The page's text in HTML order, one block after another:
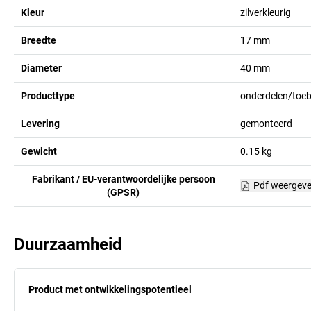
Kleur zilverkleurig
Breedte 17 mm
Diameter 40 mm
Producttype onderdelen/
Levering gemonteerd
Gewicht 0.15 kg
Fabrikant / EU-verantwoordelijke persoon
(GPSR)
Pdf
Duurzaamheid
Product met ontwikkelingspotentieel